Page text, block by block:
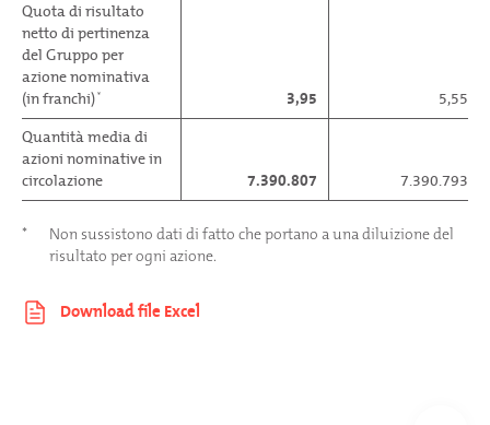
Quota di risultato
netto di pertinenza
del Gruppo per
azione nominativa
(in franchi)* 3,95
5,55
Quantità media di
azioni nominative in
circolazione
7.390.807 7.390.793
*
Non sussistono dati di fatto che portano a una diluizione del
risultato per ogni azione.